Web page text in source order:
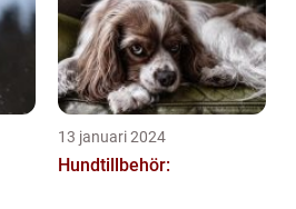
13 januari 2024
Hundtillbehör: